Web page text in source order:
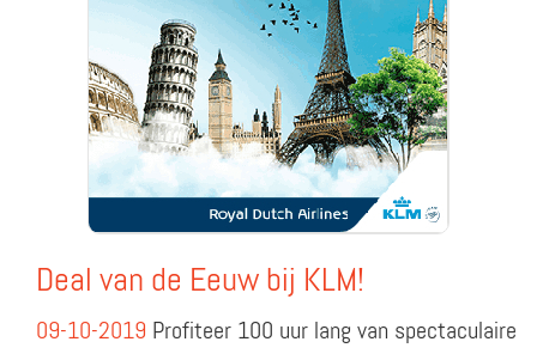
Deal van de Eeuw bij KLM!
09-10-2019 Profiteer 100 uur lang van spectaculaire